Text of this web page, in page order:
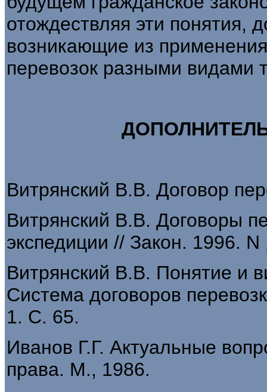
отождествляя эти понятия,
возникающие из
перевозок разными видами
Витрянский В.В. Договор
Витрянский В.В. Договоры
экспедиции // Закон. 1996. N
Витрянский В.В. Понятие и
Система договоров
1. С. 65.
Иванов Г.Г. Актуальные
права. М., 1986.